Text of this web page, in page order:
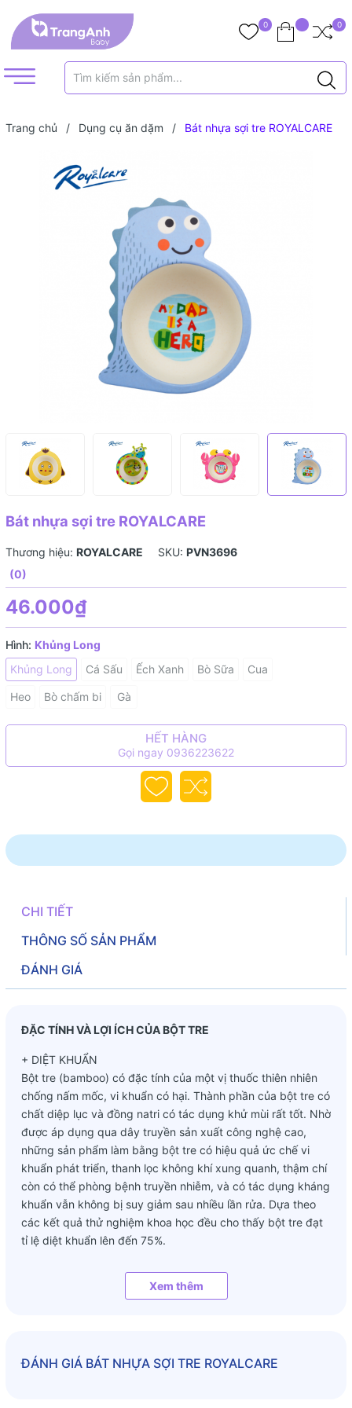
0 0
Trang chủ / Dụng cụ ăn dặm / Bát nhựa sợi tre ROYALCARE
Bát nhựa sợi tre ROYALCARE
Thương hiệu: ROYALCARE SKU: PVN3696
(0)
46.000₫
Hình: Khủng Long
Khủng Long
Cá Sấu Ếch Xanh Bò Sữa Cua
Heo Bò chấm bi Gà
HẾT HÀNG
Gọi ngay 0936223622
CHI TIẾT
THÔNG SỐ SẢN PHẨM
ĐÁNH GIÁ
ĐẶC TÍNH VÀ LỢI ÍCH CỦA BỘT TRE
+ DIỆT KHUẨN
Bột tre (bamboo) có đặc tính của một vị thuốc thiên nhiên
chống nấm mốc, vi khuẩn có hại. Thành phần của bột tre có
chất diệp lục và đồng natri có tác dụng khử mùi rất tốt. Nhờ
được áp dụng qua dây truyền sản xuất công nghệ cao,
những sản phẩm làm bằng bột tre có hiệu quả ức chế vi
khuẩn phát triển, thanh lọc không khí xung quanh, thậm chí
còn có thể phòng bệnh truyền nhiễm, và có tác dụng kháng
khuẩn vẫn không bị suy giảm sau nhiều lần rửa. Dựa theo
các kết quả thử nghiệm khoa học đều cho thấy bột tre đạt
tỉ lệ diệt khuẩn lên đến 75%.
+ BẢO VỆ SỨC KHỎE
Trong tre có chứa nhiều chất có ích như pectin, tyrosine,
độc đáo, tốt cho tuần hoàn máu trong cơ thể, kích hoạt các
Xem thêm
ĐÁNH GIÁ BÁT NHỰA SỢI TRE ROYALCARE